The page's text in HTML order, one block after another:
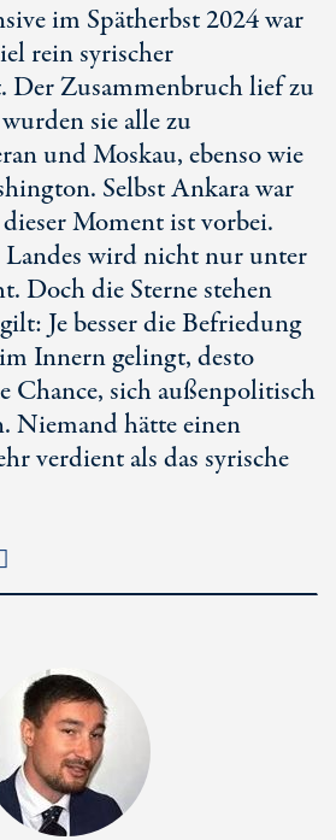
im Spätherbst 2024 war
rein syrischer
Der Zusammenbruch lief zu
sie alle zu
und Moskau, ebenso wie
Selbst Ankara war
Moment ist vorbei.
Landes wird nicht nur unter
Doch die Sterne stehen
Je besser die Befriedung
Innern gelingt, desto
Chance, sich außenpolitisch
Niemand hätte einen
verdient als das syrische